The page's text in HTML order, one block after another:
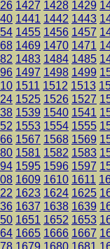
1427 1428 1429
1441 1442 1443
1455 1456 1457
1469 1470 1471
1483 1484 1485
1497 1498 1499
1511 1512 1513
1525 1526 1527
1539 1540 1541
1553 1554 1555
1567 1568 1569
1581 1582 1583
1595 1596 1597
1609 1610 1611
1623 1624 1625
1637 1638 1639
1651 1652 1653
1665 1666 1667
1679 1680 1681